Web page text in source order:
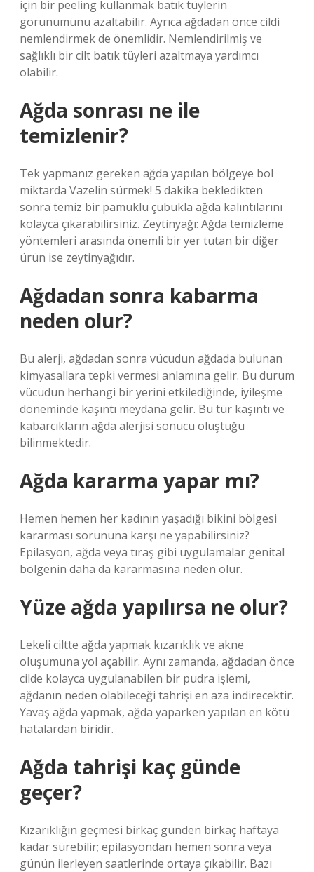
için bir peeling kullanmak batık tüylerin
görünümünü azaltabilir. Ayrıca ağdadan önce cildi
nemlendirmek de önemlidir. Nemlendirilmiş ve
sağlıklı bir cilt batık tüyleri azaltmaya yardımcı
olabilir.
Ağda sonrası ne ile
temizlenir?
Tek yapmanız gereken ağda yapılan bölgeye bol
miktarda Vazelin sürmek! 5 dakika bekledikten
sonra temiz bir pamuklu çubukla ağda kalıntılarını
kolayca çıkarabilirsiniz. Zeytinyağı: Ağda temizleme
yöntemleri arasında önemli bir yer tutan bir diğer
ürün ise zeytinyağıdır.
Ağdadan sonra kabarma
neden olur?
Bu alerji, ağdadan sonra vücudun ağdada bulunan
kimyasallara tepki vermesi anlamına gelir. Bu durum
vücudun herhangi bir yerini etkilediğinde, iyileşme
döneminde kaşıntı meydana gelir. Bu tür kaşıntı ve
kabarcıkların ağda alerjisi sonucu oluştuğu
bilinmektedir.
Ağda kararma yapar mı?
Hemen hemen her kadının yaşadığı bikini bölgesi
kararması sorununa karşı ne yapabilirsiniz?
Epilasyon, ağda veya tıraş gibi uygulamalar genital
bölgenin daha da kararmasına neden olur.
Yüze ağda yapılırsa ne olur?
Lekeli ciltte ağda yapmak kızarıklık ve akne
oluşumuna yol açabilir. Aynı zamanda, ağdadan önce
cilde kolayca uygulanabilen bir pudra işlemi,
ağdanın neden olabileceği tahrişi en aza indirecektir.
Yavaş ağda yapmak, ağda yaparken yapılan en kötü
hatalardan biridir.
Ağda tahrişi kaç günde
geçer?
Kızarıklığın geçmesi birkaç günden birkaç haftaya
kadar sürebilir; epilasyondan hemen sonra veya
günün ilerleyen saatlerinde ortaya çıkabilir. Bazı